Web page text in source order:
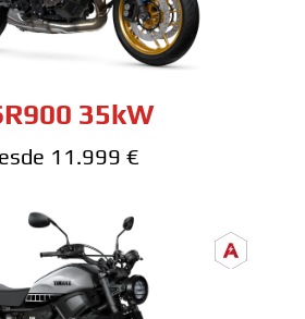
35kW
11.999 €